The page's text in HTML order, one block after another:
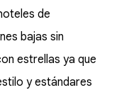
de
bajas sin
estrellas ya que
y estándares